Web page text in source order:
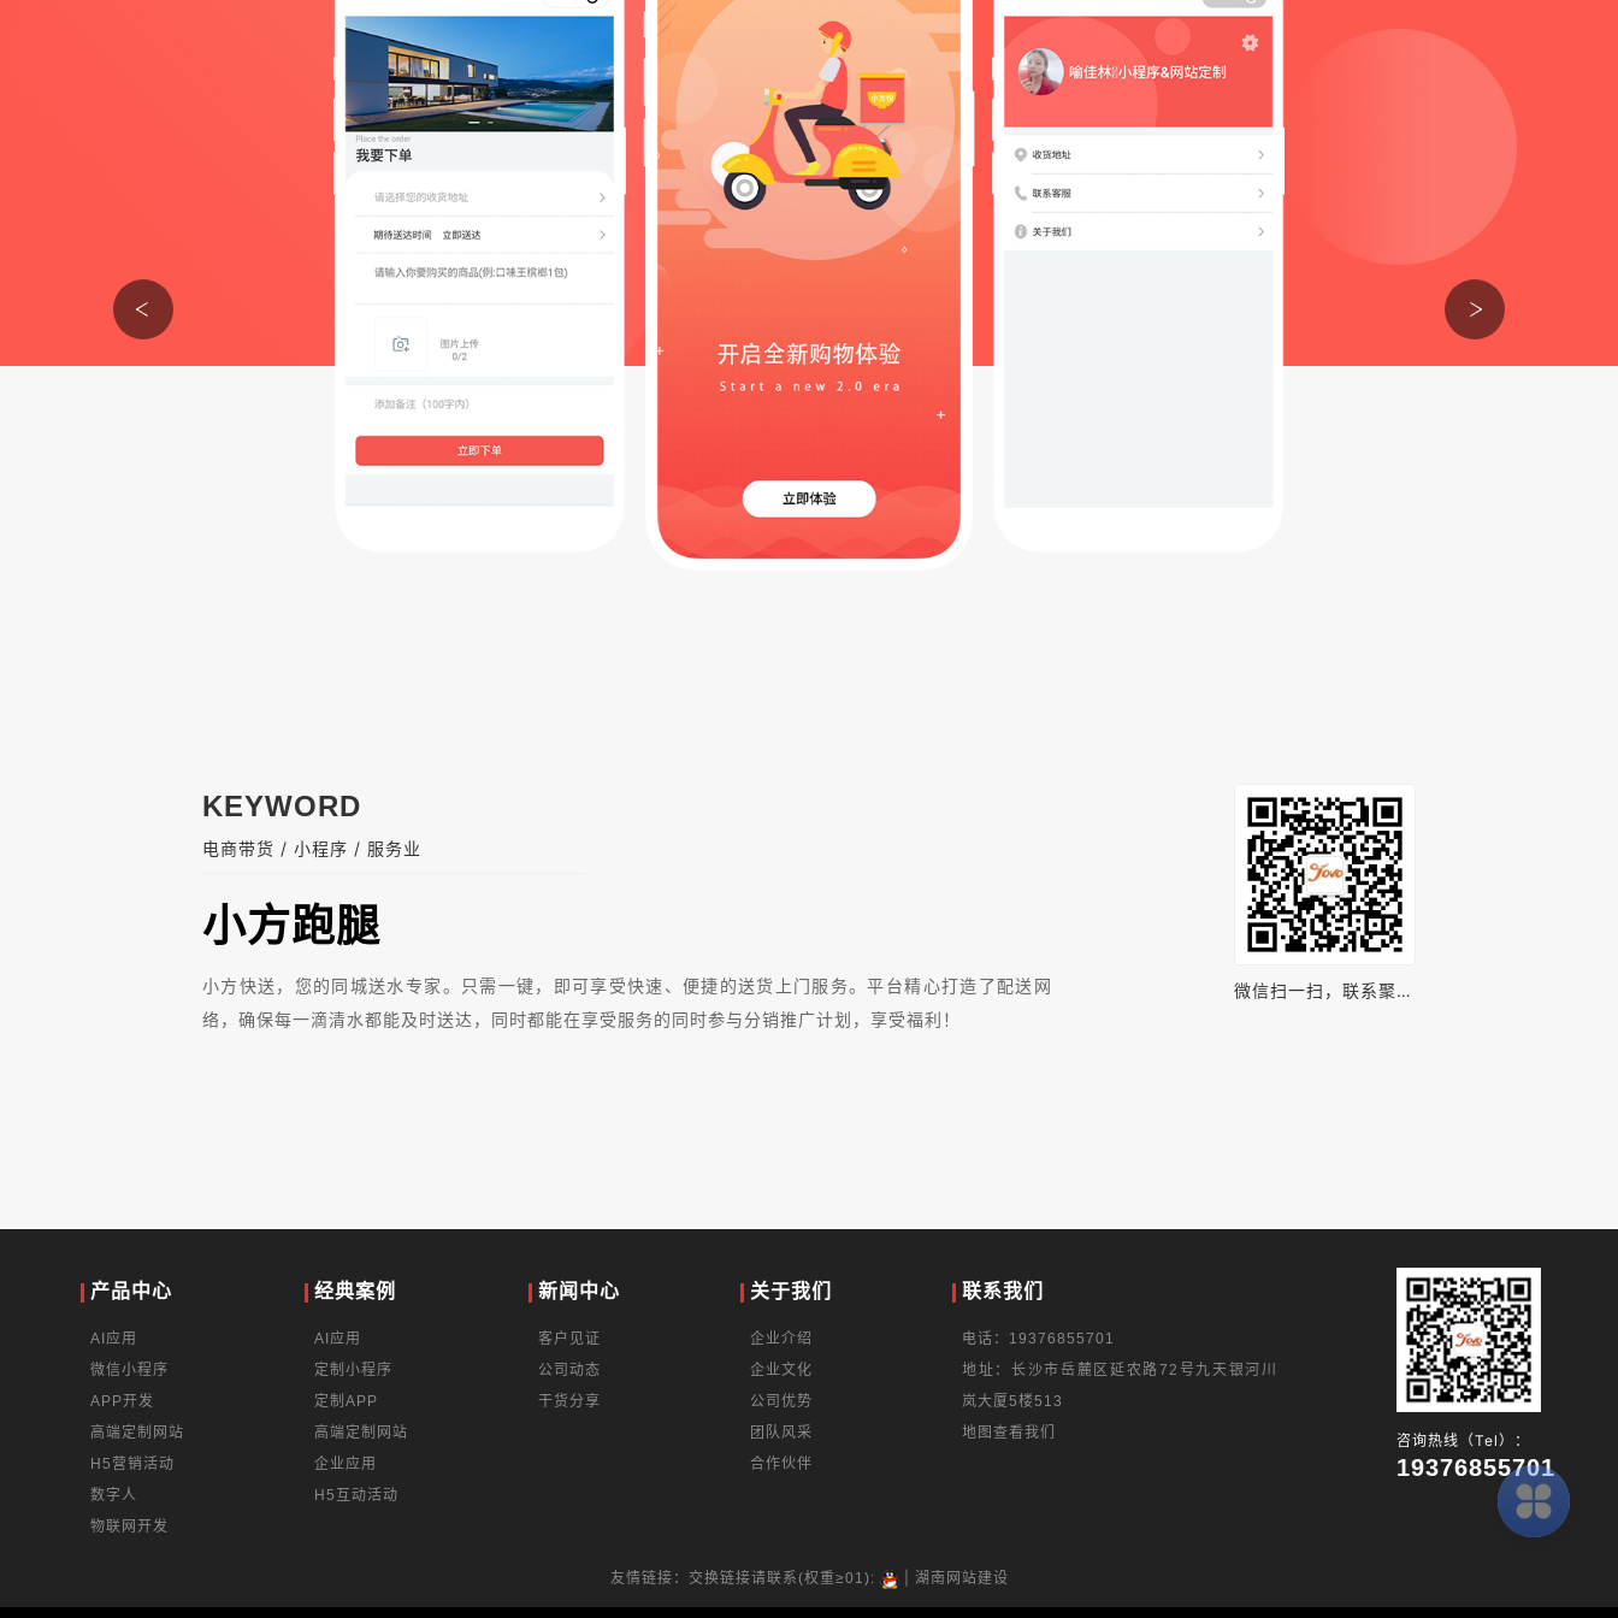
KEYWORD
电商带货 / 小程序 / 服务业
小方跑腿
小方快送，您的同城送水专家。只需一键，即可享受快速、便捷的送货上门服务。平台精心打造了配送网
络，确保每一滴清水都能及时送达，同时都能在享受服务的同时参与分销推广计划，享受福利！
微信扫一扫，联系聚之
产品中心
AI应用
微信小程序
APP开发
高端定制网站
H5营销活动
数字人
物联网开发
经典案例
AI应用
定制小程序
定制APP
高端定制网站
企业应用
H5互动活动
新闻中心
客户见证
公司动态
干货分享
关于我们
企业介绍
企业文化
公司优势
团队风采
合作伙伴
联系我们
电话：19376855701
地址：长沙市岳麓区延农路72号九天银河川
岚大厦5楼513
地图查看我们
咨询热线（Tel）：
19376855701
友情链接：交换链接请联系(权重≥01): 湖南网站建设